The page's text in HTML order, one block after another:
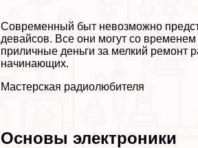
Современный быт невозможно
девайсов. Все они могут со временем
приличные деньги за мелкий ремонт
начинающих.
Мастерская радиолюбителя
Основы электроники